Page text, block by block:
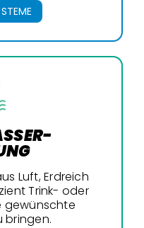
Luft, Erdreich
Trink- oder
gewünschte
bringen.